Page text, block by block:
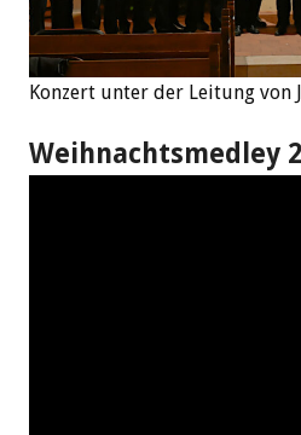
Konzert unter der Leitung von
Weihnachtsmedley